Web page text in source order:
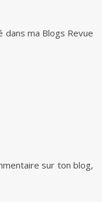
ma Blogs Revue
sur ton blog,